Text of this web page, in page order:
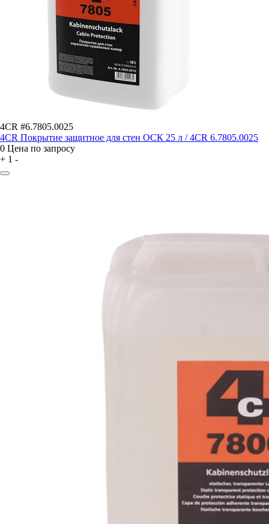
4CR #6.7805.0025
4CR Покрытие защитное для стен ОСК 25 л / 4CR 6.7805.0025
0 Цена по запросу
+ 1 -